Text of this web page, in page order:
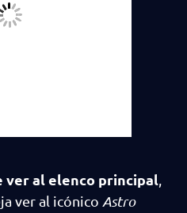
al elenco principal
ver al icónico Astro